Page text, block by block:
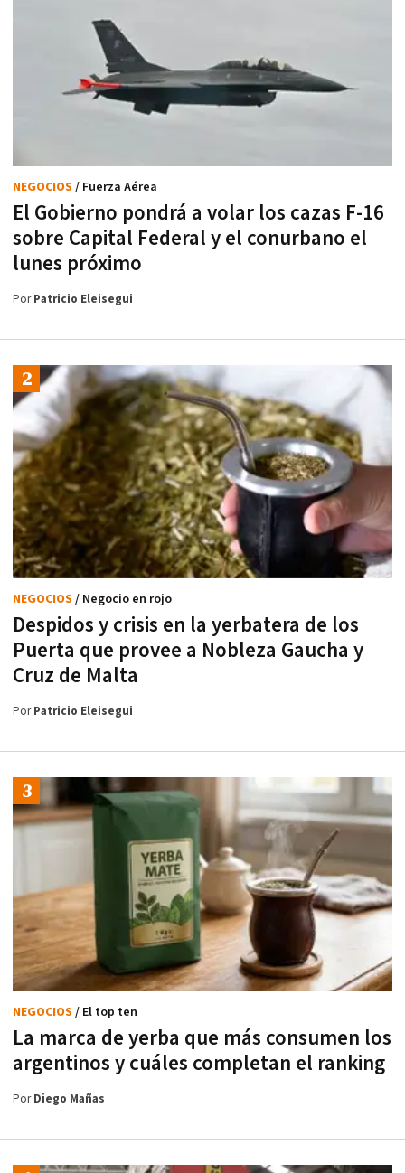
El Gobierno pondrá a volar los cazas F-16
sobre Capital Federal y el conurbano el
lunes próximo
NEGOCIOS / Fuerza Aérea
PorPatricio Eleisegui
Despidos y crisis en la yerbatera de los
Puerta que provee a Nobleza Gaucha y
Cruz de Malta
NEGOCIOS / Negocio en rojo
PorPatricio Eleisegui
La marca de yerba que más consumen los
argentinos y cuáles completan el ranking
NEGOCIOS / El top ten
PorDiego Mañas